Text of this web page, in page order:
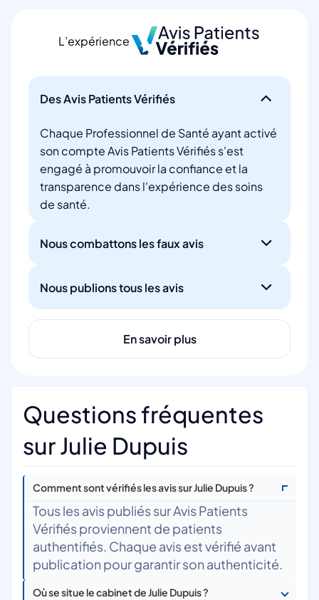
L’expérience
Des Avis Patients Vérifiés
Chaque Professionnel de Santé ayant activé
son compte Avis Patients Vérifiés s'est
engagé à promouvoir la confiance et la
transparence dans l'expérience des soins
de santé.
Nous combattons les faux avis
Nous publions tous les avis
En savoir plus
Questions fréquentes
sur Julie Dupuis
Comment sont vérifiés les avis sur Julie Dupuis ?
Tous les avis publiés sur Avis Patients
Vérifiés proviennent de patients
authentifiés. Chaque avis est vérifié avant
publication pour garantir son authenticité.
Où se situe le cabinet de Julie Dupuis ?